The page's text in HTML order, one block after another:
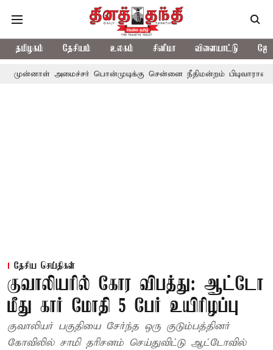
தமிழகம் தேசியம் உலகம் சினிமா விளையாட்டு
பொன்முடிக்கு சென்னை நீதிமன்றம் பிடிவாராண்ட்
தேசிய செய்திகள்
குவாலியரில் கோர விபத்து: ஆட்டோ
மீது கார் மோதி 5 பேர் உயிரிழப்பு
குவாலியர் பகுதியை சேர்ந்த ஒரு குடும்பத்தினர்
கோவிலில் சாமி தரிசனம் செய்துவிட்டு ஆட்டோவில்